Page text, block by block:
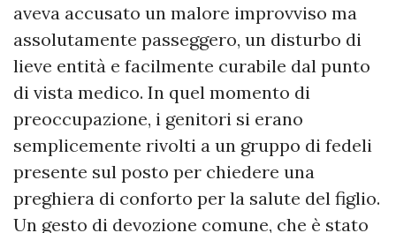
aveva accusato un malore improvviso ma
assolutamente passeggero, un disturbo di
lieve entità e facilmente curabile dal punto
di vista medico. In quel momento di
preoccupazione, i genitori si erano
semplicemente rivolti a un gruppo di fedeli
presente sul posto per chiedere una
preghiera di conforto per la salute del figlio.
Un gesto di devozione comune, che è stato